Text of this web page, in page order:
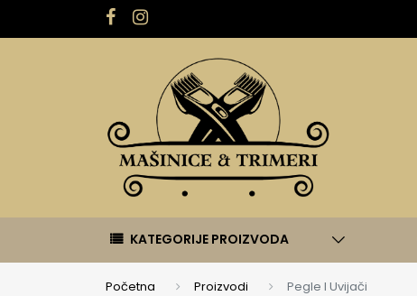
KATEGORIJE PROIZVODA
Početna Proizvodi Pegle I Uvijači